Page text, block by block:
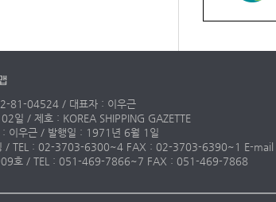
81-04524 / 대표자 : 이우근
일 / 제호 : KOREA SHIPPING GAZETTE
: 이우근 / 발행일 : 1971년 6월 1일
/ TEL : 02-3703-6300~4 FAX : 02-3703-6390~1 E-
호 / TEL : 051-469-7866~7 FAX : 051-469-7868